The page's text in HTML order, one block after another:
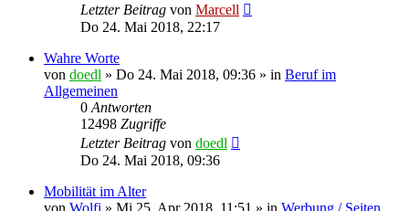
Letzter Beitrag von Marcell
Do 24. Mai 2018, 22:17
Wahre Worte
von doedl » Do 24. Mai 2018, 09:36 » in Beruf im
Allgemeinen
0 Antworten
12498 Zugriffe
Letzter Beitrag von doedl
Do 24. Mai 2018, 09:36
Mobilität im Alter
von Wolfi » Mi 25. Apr 2018, 11:51 » in Werbung / Seiten